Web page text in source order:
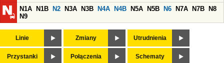
N1A
N1B N2 N3A N3B N4A N4B N5A N5B N6 N7A N7B
N8
N9
Linie Zmiany Utrudnienia
Przystanki Połączenia Schematy